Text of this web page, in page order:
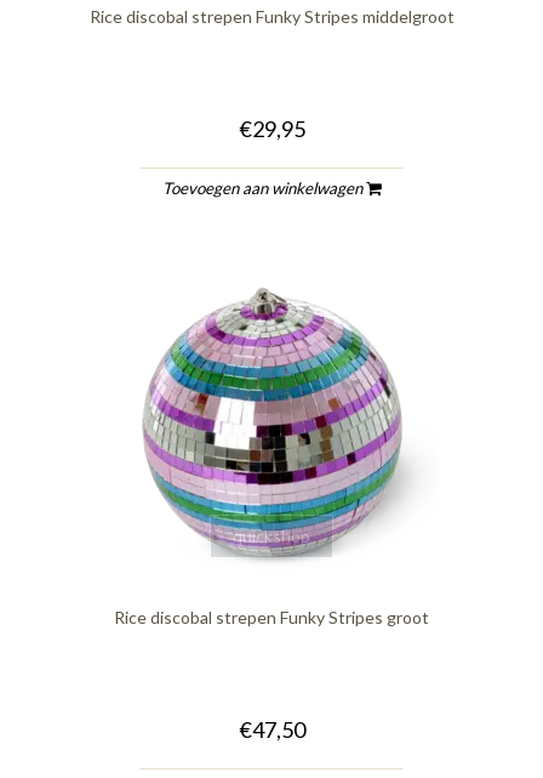
Rice discobal strepen Funky Stripes middelgroot
€29,95
Toevoegen aan winkelwagen
quickshop
Rice discobal strepen Funky Stripes groot
€47,50